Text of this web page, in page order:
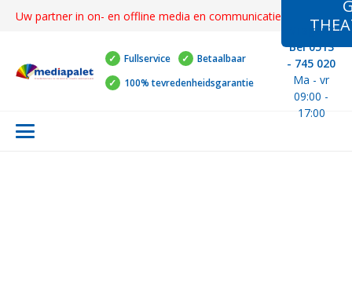
Uw partner in on- en offline media en communicatie
Fullservice
Betaalbaar
100% tevredenheidsgarantie
Vragen?
Bel 0513
- 745 020
Ma - vr
09:00 -
17:00